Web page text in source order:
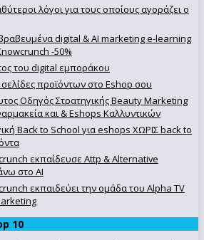
λόγοι για τους οποίους αγοράζει ο
digital & AI marketing e-learning
-50%
του digital εμποράκου
σελίδες προϊόντων στο Eshop σου
Οδηγός Στρατηγικής Beauty Marketing
και & Eshops Καλλυντικών
Back to School για eshops ΧΩΡΙΣ back to
εκπαίδευσε Attp & Alternative
στο ΑΙ
εκπαιδεύει την ομάδα του Alpha TV
10